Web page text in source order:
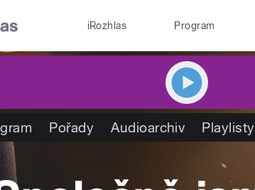
iRozhlas Program
Pořady Audioarchiv Playlisty